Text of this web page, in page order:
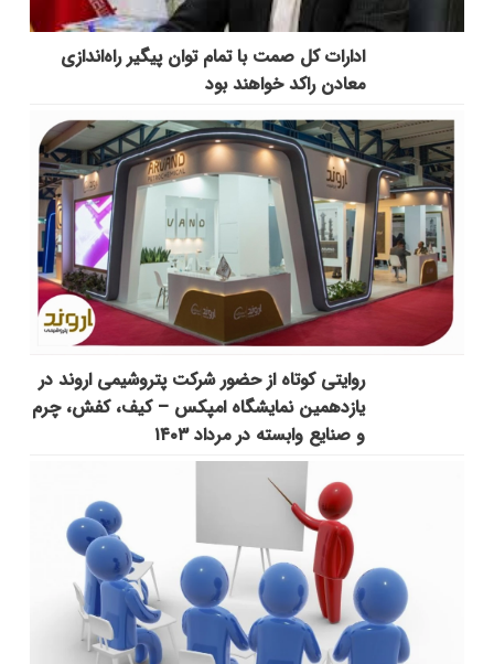
ادارات کل صمت با تمام توان پیگیر راه‌اندازی
معادن راکد خواهند بود
روایتی کوتاه از حضور شرکت پتروشیمی اروند در
یازدهمین نمایشگاه امپکس‌ – کیف، کفش، چرم
و صنایع وابسته در مرداد ۱۴۰۳